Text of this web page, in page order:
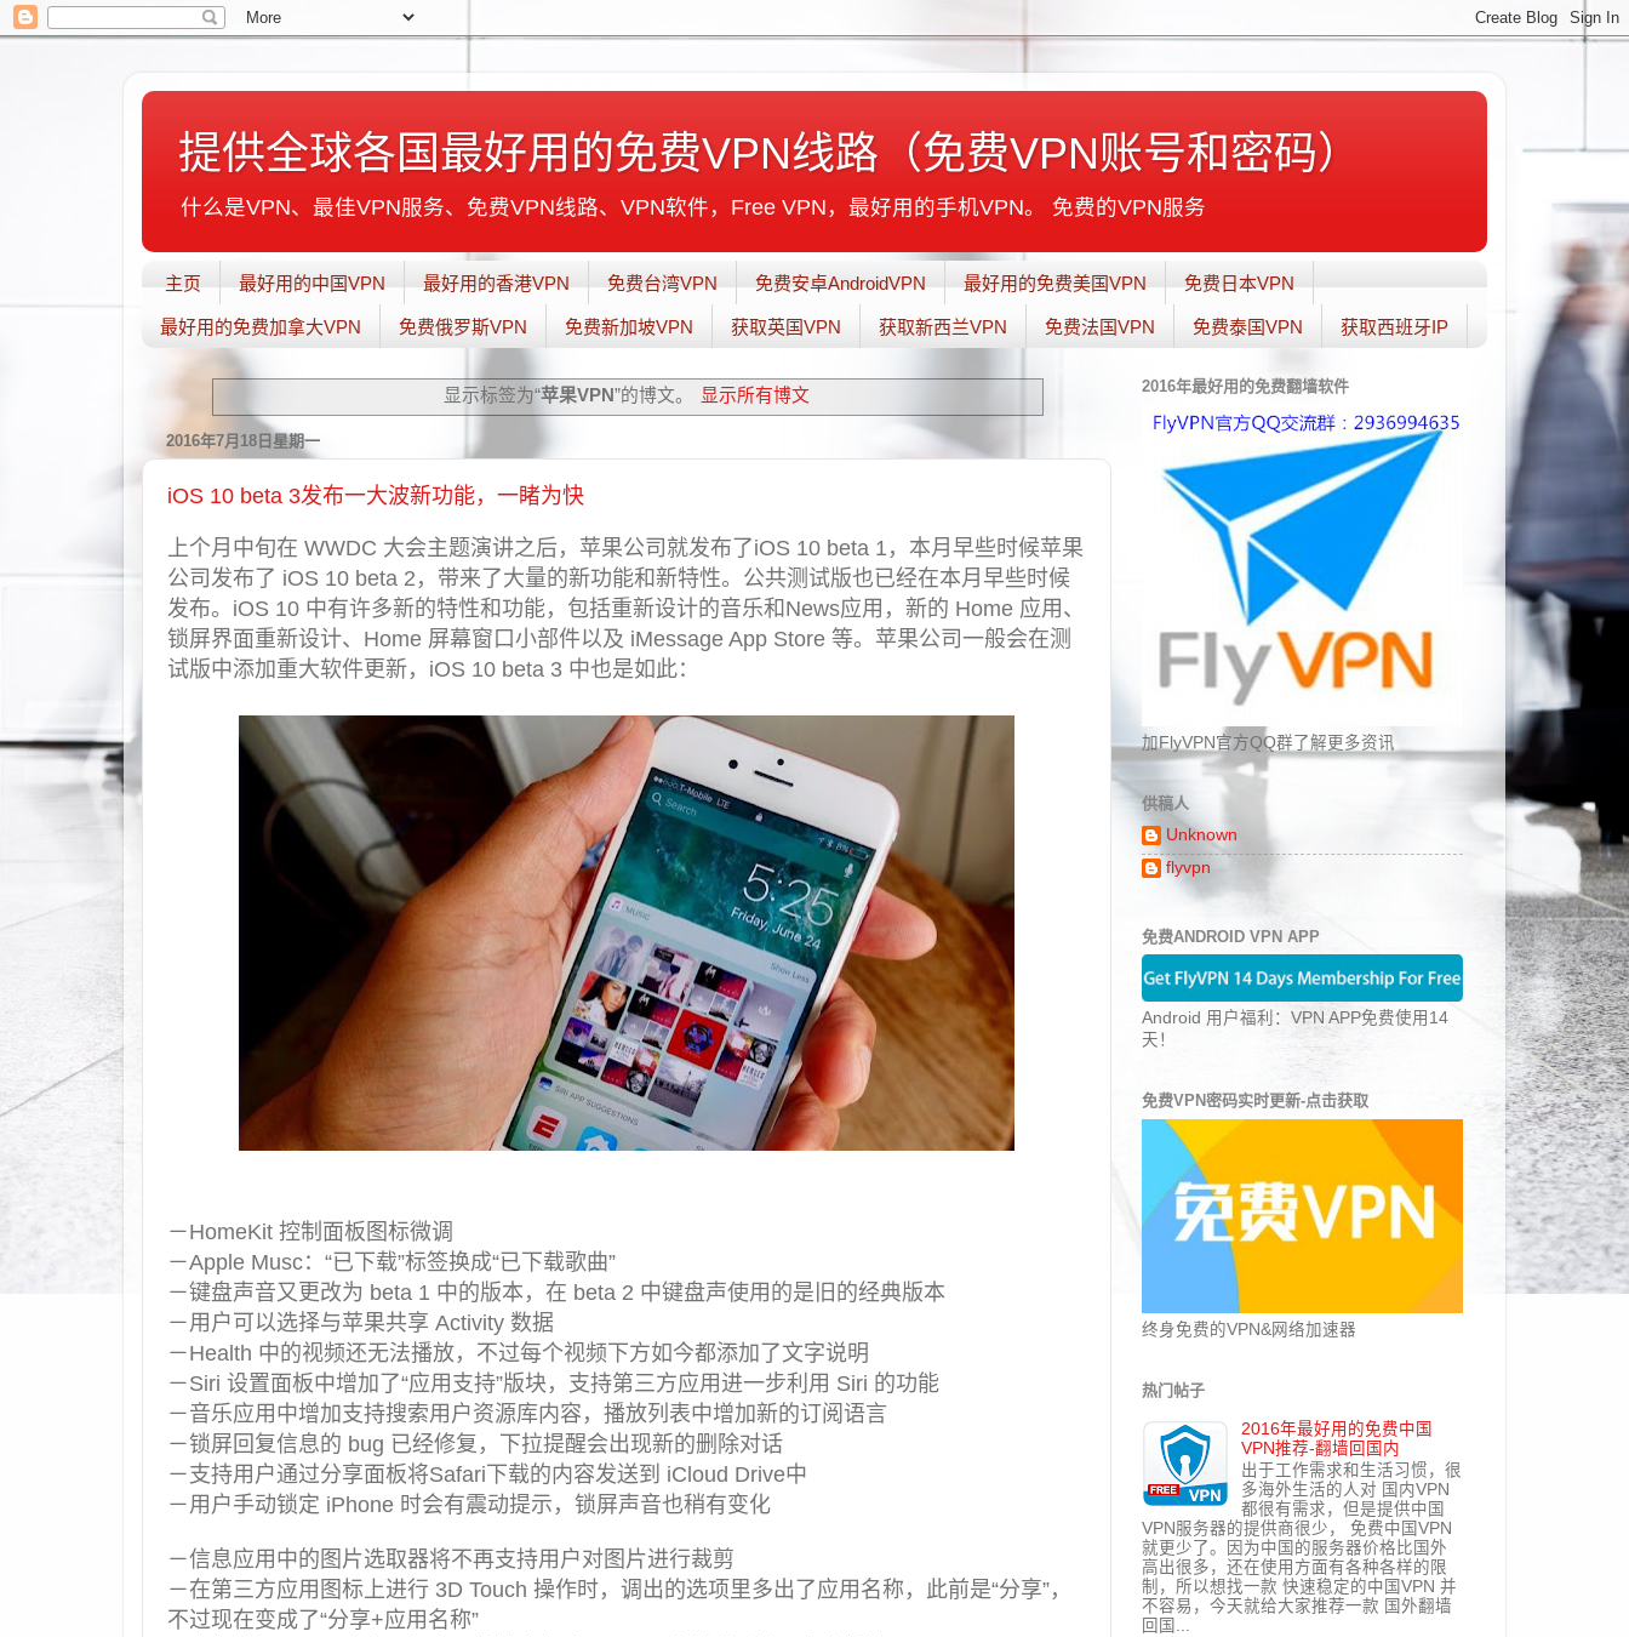
提供全球各国最好用的免费VPN线路（免费VPN账号和密码）
什么是VPN、最佳VPN服务、免费VPN线路、VPN软件，Free VPN，最好用的手机VPN。 免费的VPN服务
主页 最好用的中国VPN 最好用的香港VPN 免费台湾VPN 免费安卓AndroidVPN 最好用的免费美国VPN 免费日本VPN
最好用的免费加拿大VPN 免费俄罗斯VPN 免费新加坡VPN 获取英国VPN 获取新西兰VPN 免费法国VPN 免费泰国VPN 获取西班牙IP
显示标签为“苹果VPN”的博文。 显示所有博文
2016年7月18日星期一
iOS 10 beta 3发布一大波新功能，一睹为快
上个月中旬在 WWDC 大会主题演讲之后，苹果公司就发布了iOS 10 beta 1，本月早些时候苹果
公司发布了 iOS 10 beta 2，带来了大量的新功能和新特性。公共测试版也已经在本月早些时候
发布。iOS 10 中有许多新的特性和功能，包括重新设计的音乐和News应用，新的 Home 应用、
锁屏界面重新设计、Home 屏幕窗口小部件以及 iMessage App Store 等。苹果公司一般会在测
试版中添加重大软件更新，iOS 10 beta 3 中也是如此：
－HomeKit 控制面板图标微调
－Apple Musc：“已下载”标签换成“已下载歌曲”
－键盘声音又更改为 beta 1 中的版本，在 beta 2 中键盘声使用的是旧的经典版本
－用户可以选择与苹果共享 Activity 数据
－Health 中的视频还无法播放，不过每个视频下方如今都添加了文字说明
－Siri 设置面板中增加了“应用支持”版块，支持第三方应用进一步利用 Siri 的功能
－音乐应用中增加支持搜索用户资源库内容，播放列表中增加新的订阅语言
－锁屏回复信息的 bug 已经修复，下拉提醒会出现新的删除对话
－支持用户通过分享面板将Safari下载的内容发送到 iCloud Drive中
－用户手动锁定 iPhone 时会有震动提示，锁屏声音也稍有变化
－信息应用中的图片选取器将不再支持用户对图片进行裁剪
－在第三方应用图标上进行 3D Touch 操作时，调出的选项里多出了应用名称，此前是“分享”，
不过现在变成了“分享+应用名称”
2016年最好用的免费翻墙软件
加FlyVPN官方QQ群了解更多资讯
供稿人
Unknown
flyvpn
免费ANDROID VPN APP
Android 用户福利：VPN APP免费使用14
天！
免费VPN密码实时更新-点击获取
终身免费的VPN&网络加速器
热门帖子
2016年最好用的免费中国
VPN推荐-翻墙回国内
出于工作需求和生活习惯，很
多海外生活的人对 国内VPN
都很有需求，但是提供中国
VPN服务器的提供商很少， 免费中国VPN
就更少了。因为中国的服务器价格比国外
高出很多，还在使用方面有各种各样的限
制，所以想找一款 快速稳定的中国VPN 并
不容易，今天就给大家推荐一款 国外翻墙
回国...